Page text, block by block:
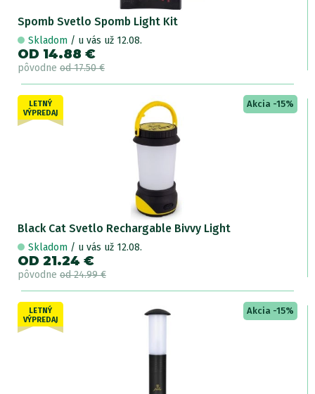
Spomb Svetlo Spomb Light Kit
Skladom / u vás už 12.08.
OD 14.88 €
pôvodne od 17.50 €
LETNÝ
VÝPREDAJ
Akcia -15%
Black Cat Svetlo Rechargable Bivvy Light
Skladom / u vás už 12.08.
OD 21.24 €
pôvodne od 24.99 €
LETNÝ
VÝPREDAJ
Akcia -15%